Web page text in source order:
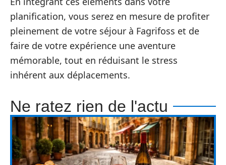
planification, vous serez en mesure de profiter
pleinement de votre séjour à Fagrifoss et de
faire de votre expérience une aventure
mémorable, tout en réduisant le stress
inhérent aux déplacements.
Ne ratez rien de l'actu